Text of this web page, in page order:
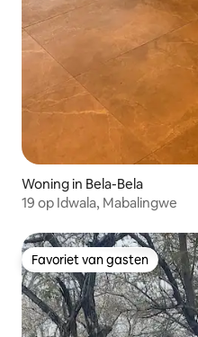
Woning in Bela-Bela
19 op Idwala, Mabalingwe
Favoriet van gasten
Favoriet van gasten